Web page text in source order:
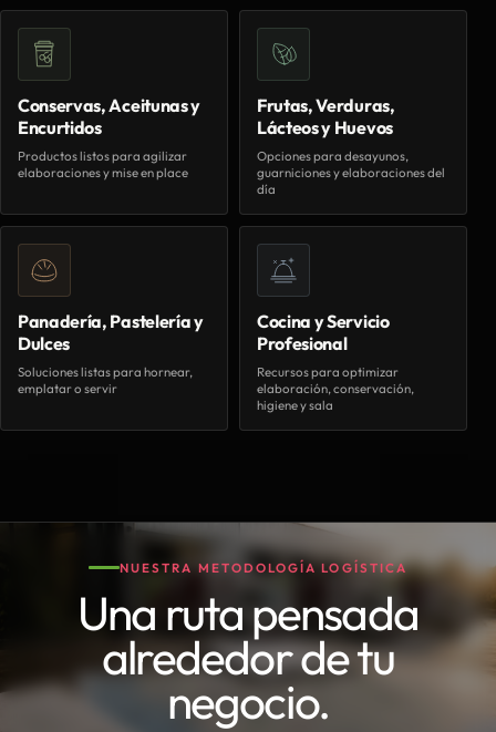
Conservas, Aceitunas y
Encurtidos
Productos listos para agilizar
elaboraciones y mise en place
Frutas, Verduras,
Lácteos y Huevos
Opciones para desayunos,
guarniciones y elaboraciones del
día
Panadería, Pastelería y
Dulces
Soluciones listas para hornear,
emplatar o servir
Cocina y Servicio
Profesional
Recursos para optimizar
elaboración, conservación,
higiene y sala
NUESTRA METODOLOGÍA LOGÍSTICA
Una ruta pensada
alrededor de tu
negocio.